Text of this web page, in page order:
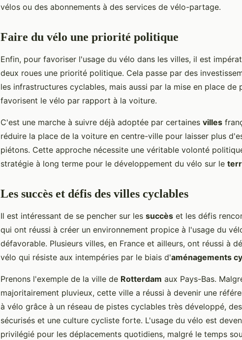
vélos ou des abonnements à des services de vélo-partage.
Faire du vélo une priorité politique
Enfin, pour favoriser l'usage du vélo dans les villes, il est
deux roues une priorité politique. Cela passe par des
les infrastructures cyclables, mais aussi par la mise en place
favorisent le vélo par rapport à la voiture.
C'est une marche à suivre déjà adoptée par certaines villes
réduire la place de la voiture en centre-ville pour laisser plus
piétons. Cette approche nécessite une véritable volonté
stratégie à long terme pour le développement du vélo sur le
Les succès et défis des villes cyclables
Il est intéressant de se pencher sur les succès et les défis
qui ont réussi à créer un environnement propice à l'usage du
défavorable. Plusieurs villes, en France et ailleurs, ont réussi à
vélo qui résiste aux intempéries par le biais d'aménagements
Prenons l'exemple de la ville de Rotterdam aux Pays-Bas.
majoritairement pluvieux, cette ville a réussi à devenir une
à vélo grâce à un réseau de pistes cyclables très développé,
sécurisés et une culture cycliste forte. L'usage du vélo est
privilégié pour les déplacements quotidiens, malgré le temps